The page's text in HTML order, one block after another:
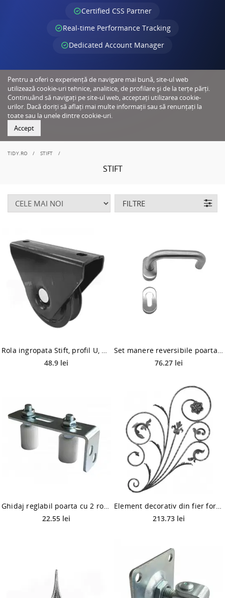
Certified CSS Partner
Real-time Performance Tracking
Dedicated Account Manager
Pentru a oferi o experiență de navigare mai bună, site-ul web
utilizează cookie-uri tehnice, analitice, de profilare și de la terțe părți.
Continuând să navigați pe site-ul web, acceptați utilizarea cookie-
urilor. Dacă doriți să aflați mai multe informații sau să renunțați la
toate sau la unele dintre cookie-uri.
Accept
TIDY.RO STIFT
STIFT
FILTRE
48.9 lei
76.27 lei
22.55 lei
213.73 lei